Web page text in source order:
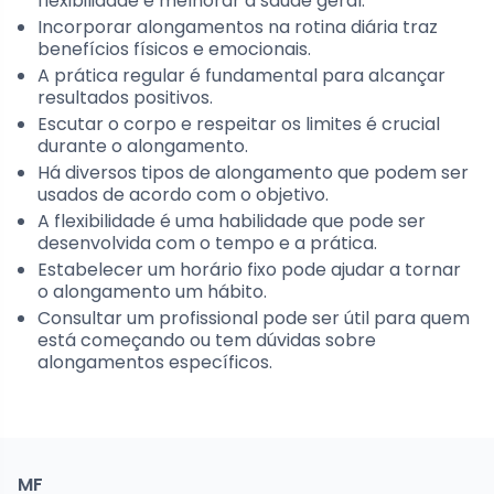
Incorporar alongamentos na rotina diária traz
benefícios físicos e emocionais.
A prática regular é fundamental para alcançar
resultados positivos.
Escutar o corpo e respeitar os limites é crucial
durante o alongamento.
Há diversos tipos de alongamento que podem ser
usados de acordo com o objetivo.
A flexibilidade é uma habilidade que pode ser
desenvolvida com o tempo e a prática.
Estabelecer um horário fixo pode ajudar a tornar
o alongamento um hábito.
Consultar um profissional pode ser útil para quem
está começando ou tem dúvidas sobre
alongamentos específicos.
MF